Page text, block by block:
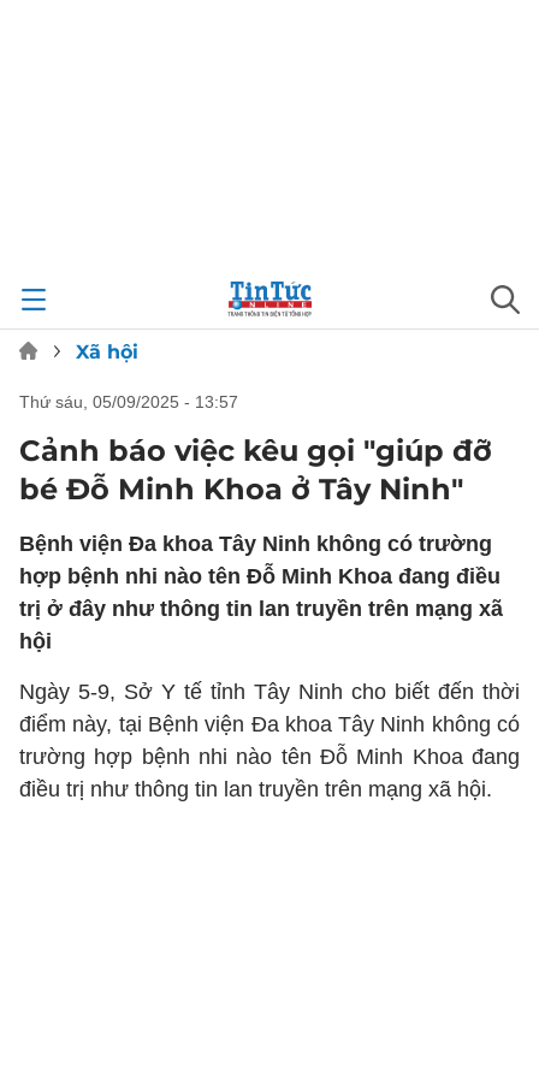
Xã hội
thứ sáu, 05/09/2025 - 13:57
Cảnh báo việc kêu gọi "giúp đỡ
bé Đỗ Minh Khoa ở Tây Ninh"
Bệnh viện Đa khoa Tây Ninh không có trường
hợp bệnh nhi nào tên Đỗ Minh Khoa đang điều
trị ở đây như thông tin lan truyền trên mạng xã
hội
Ngày 5-9, Sở Y tế tỉnh Tây Ninh cho biết đến thời
điểm này, tại Bệnh viện Đa khoa Tây Ninh không có
trường hợp bệnh nhi nào tên Đỗ Minh Khoa đang
điều trị như thông tin lan truyền trên mạng xã hội.